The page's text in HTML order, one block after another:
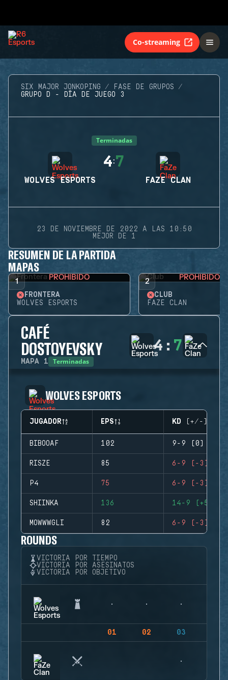
Co-streaming
SIX MAJOR JONKOPING
FASE DE GRUPOS
GRUPO D - DÍA DE JUEGO 3
Terminadas
WOLVES ESPORTS
4:7
FAZE CLAN
23 DE NOVIEMBRE DE 2022 A LAS 10:50
MEJOR DE 1
RESUMEN DE LA PARTIDA
MAPAS
1 PROHIBIDO
FRONTERA
WOLVES ESPORTS
2 PROHIBIDO
CLUB
FAZE CLAN
CAFÉ
DOSTOYEVSKY
MAPA 1 Terminadas
4 : 7
WOLVES ESPORTS
JUGADOR EPS KD (+/-)
BIBOOAF 102 9-9 (0)
RISZE 85 6-9 (-3)
P4 75 6-9 (-3)
SHIINKA 136 14-9 (+5)
MOWWWGLI 82 6-9 (-3)
ROUNDS
VICTORIA POR TIEMPO
VICTORIA POR ASESINATOS
VICTORIA POR OBJETIVO
01 02 03